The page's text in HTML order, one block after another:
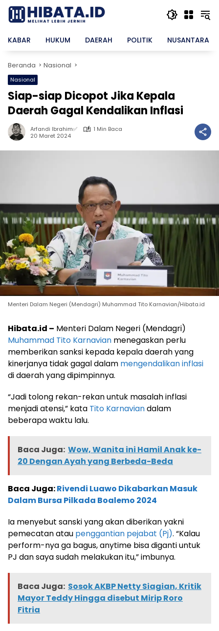
Langsung
konten
KABAR
HUKUM DAERAH POLITIK NUSANTARA
Beranda Nasional
Nasional
Siap-siap Dicopot Jika Kepala
Daerah Gagal Kendalikan Inflasi
Arfandi Ibrahim✅
1 Min Baca
20 Maret 2024
Menteri Dalam Negeri (Mendagri) Muhammad Tito Karnavian/Hibata.id
Hibata.id – Menteri Dalam Negeri (Mendagri)
Muhammad Tito Karnavian menegaskan perlu
memberikan sanksi kepada kepala daerah yang
kinerjanya tidak gagal dalam mengendalikan inflasi
di daerah yang dipimpinnya.
“Jadi tolong rekan-rekan untuk masalah inflasi
menjadi atensi,” kata Tito Karnaviandalam
beberapa waktu lalu.
Baca Juga: Wow, Wanita ini Hamil Anak ke-
20 Dengan Ayah yang Berbeda-Beda
Baca Juga:Rivendi Luawo Dikabarkan Masuk
Dalam Bursa Pilkada Boalemo 2024
Ia menyebut sanski yang akan diberikan yakni
pemecatan atau penggantian pejabat (Pj). “Kalau
perform-nya ga bagus, anytime bisa diganti untuk
PJ dan saya sudah melakukan itu,” imbunya.
Baca Juga: Sosok AKBP Netty Siagian, Kritik
Mayor Teddy Hingga disebut Mirip Roro
Fitria